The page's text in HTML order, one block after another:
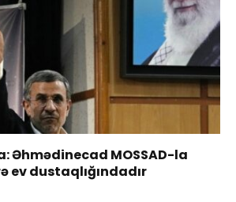
Əhmədinecad MOSSAD-la
ev dustaqlığındadır